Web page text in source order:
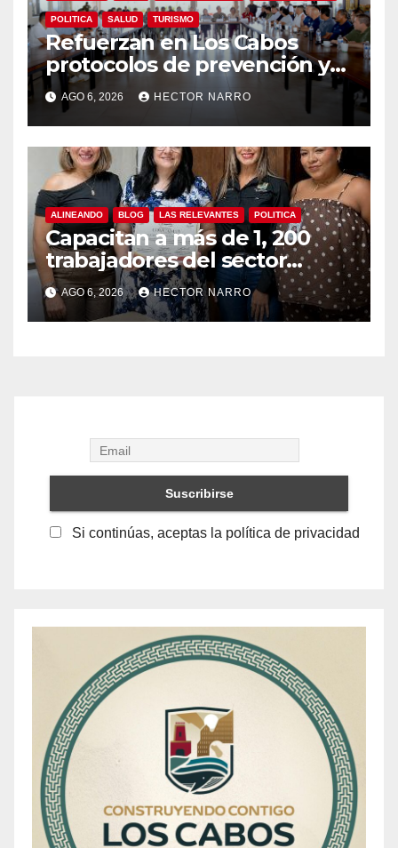
POLITICA SALUD TURISMO
Refuerzan en Los Cabos
protocolos de prevención y
rescate en playas ante oleaje
y temporada de ciclones
AGO 6, 2026 HECTOR NARRO
ALINEANDO BLOG LAS RELEVANTES POLITICA
Capacitan a más de 1, 200
trabajadores del sector
hotelero en derechos
humanos y respeto laboral
en Los Cabos
AGO 6, 2026 HECTOR NARRO
Si continúas, aceptas la política de privacidad